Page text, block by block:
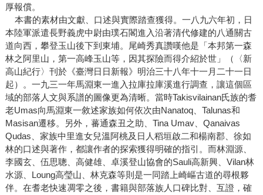
厚報償。
本書的素材由文獻、口述與實際踏查獲得。一八九六年初，日
本陸軍派遣長野義虎中尉由璞石閣進入沿著清代修建的八通關古
道向西，攀登玉山後下到東埔。尾崎秀真讚嘆他是「本邦第一森
林之阿里山，第一高峰玉山等，因其探險而得介紹於世」（〈新
高山紀行〉刊於《臺灣日日新報》明治三十八年十一月二十一日
起）。一九三一年馬淵東一進入拉庫拉庫溪進行調查，讓這個區
域的部落人文與系譜的圖像更為清晰。當時Takisvilainan氏族的耆
老Umas向馬淵東一敘述家族如何依次由Nanatoq、Talunas和
Masisan遷移。另外，蕃通森丑之助、Tina Umav、Qanaivas
Qudas、家族中里進女兒溫阿桃及日人稻垣啟二和楊南郡、徐如
林的口述與著作，都讓作者的探索獲得明確的指引。而林淵源、
李國玄、伍思聰、高健雄、卓溪登山協會的Sauli高新興、Vilan林
水源、Loung高瑩山、林克森等則是一同踏上崎嶇古道的尋根夥
伴。在耆老快速凋零之後，書籍與部落族人口碑比對、互證，確